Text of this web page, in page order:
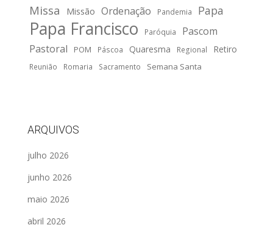
Missa Missão Ordenação Pandemia Papa
Papa Francisco Paróquia
Pascom
Pastoral
POM Páscoa Quaresma Regional Retiro
Reunião Romaria Sacramento Semana Santa
ARQUIVOS
julho 2026
junho 2026
maio 2026
abril 2026